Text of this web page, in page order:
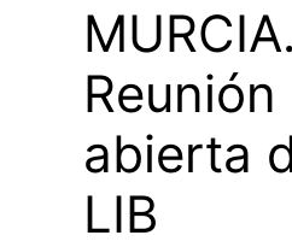
MURCIA.
Reunión
abierta
LIB